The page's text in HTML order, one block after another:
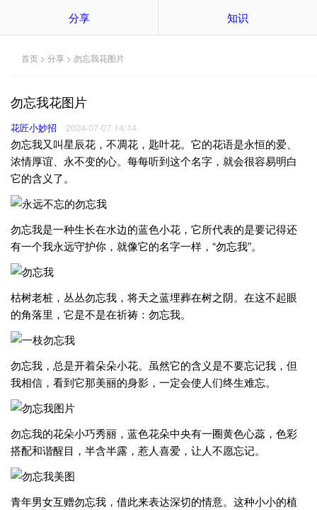
分享 知识
首页 > 分享 > 勿忘我花图片
勿忘我花图片
花匠小妙招 2024-07-07 14:14
勿忘我又叫星辰花，不凋花，匙叶花。它的花语是永恒的爱、
浓情厚谊、永不变的心。每每听到这个名字，就会很容易明白
它的含义了。
勿忘我是一种生长在水边的蓝色小花，它所代表的是要记得还
有一个我永远守护你，就像它的名字一样，“勿忘我”。
枯树老桩，丛丛勿忘我，将天之蓝埋葬在树之阴。在这不起眼
的角落里，它是不是在祈祷：勿忘我。
勿忘我，总是开着朵朵小花。虽然它的含义是不要忘记我，但
我相信，看到它那美丽的身影，一定会使人们终生难忘。
勿忘我的花朵小巧秀丽，蓝色花朵中央有一圈黄色心蕊，色彩
搭配和谐醒目，半含半露，惹人喜爱，让人不愿忘记。
青年男女互赠勿忘我，借此来表达深切的情意。这种小小的植